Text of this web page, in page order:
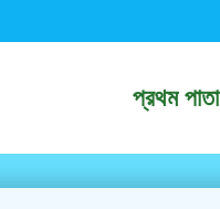
প্রথম পাতা